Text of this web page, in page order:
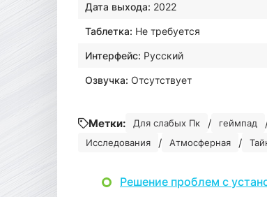
Дата выхода: 2022
Таблетка: Не требуется
Интерфейс: Русский
Озвучка: Отсутствует
Метки: Для слабых Пк / геймпад
Исследования / Атмосферная /
Решение проблем с